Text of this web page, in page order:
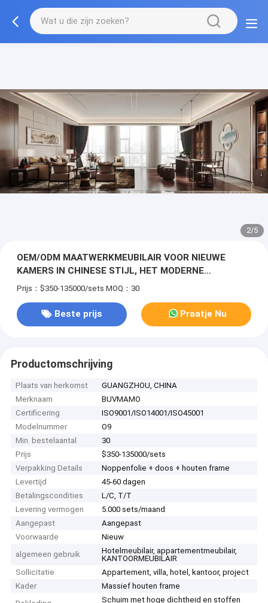
3/5
OEM/ODM MAATWERKMEUBILAIR VOOR NIEUWE
KAMERS IN CHINESE STIJL, HET MODERNE
OOSTERSE KANTOOR- EN THEEKAMERMEUBILAIR
NAUWKEURIG VAKMANSCHAP PERFECT.
Prijs：$350-135000/sets MOQ：30
Beste prijs Praatje Nu
Productomschrijving
Plaats van herkomst
GUANGZHOU, CHINA
Merknaam
BUVMAMO
Certificering
ISO9001/ISO14001/ISO45001
Modelnummer
O9
Min. bestelaantal
30
Prijs
$350-135000/sets
Verpakking Details
Noppenfolie + doos + houten frame
Levertijd
45-60 dagen
Betalingscondities
L/C, T/T
Levering vermogen
5.000 sets/maand
Aangepast
Aangepast
Voorwaarde
Nieuw
algemeen gebruik
Hotelmeubilair, appartementmeubilair,
KANTOORMEUBILAIR
Sollicitatie
Appartement, villa, hotel, kantoor, project
Kader
Massief houten frame
Schuim met hoge dichtheid en stoffen